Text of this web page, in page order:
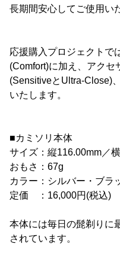
長期間安心してご使用い
応援購入プロジェクトで
(Comfort)に加え、アクセ
(SensitiveとUltra-Close)
いたします。
■カミソリ本体
サイズ：縦116.00mm／
おもさ：67g
カラー：シルバー・ブラ
定価 ：16,000円(税込)
本体には毎日の髭剃りに
されています。